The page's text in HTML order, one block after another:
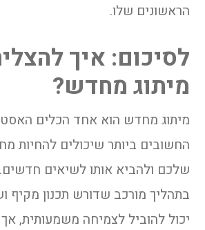
הראשונים שלו.
לסיכום: איך
מיתוג מחדש?
מיתוג מחדש הוא אחד הכלים
החשובים ביותר שיכולים להחיות
שלכם ולהביא אותו לשיאים
בתהליך מורכב שדורש תכנון מקיף
יכול להוביל לצמיחה משמעותית,